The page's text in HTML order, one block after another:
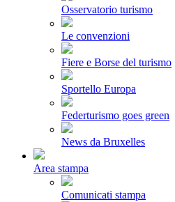
Osservatorio turismo
Le convenzioni
Fiere e Borse del turismo
Sportello Europa
Federturismo goes green
News da Bruxelles
Area stampa
Comunicati stampa